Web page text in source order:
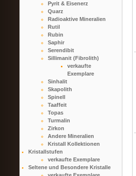
Pyrit & Eisenerz
Quarz
Radioaktive Mineralien
Rutil
Rubin
Saphir
Serendibit
Sillimanit (Fibrolith)
verkaufte
Exemplare
Sinhalit
Skapolith
Spinell
Taaffeit
Topas
Turmalin
Zirkon
Andere Mineralien
Kristall Kollektionen
Kristallstufen
verkaufte Exemplare
Seltene und Besondere Kristalle